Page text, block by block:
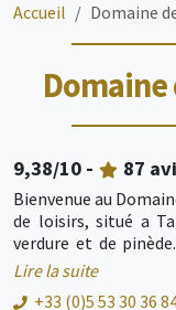
Accueil Domaine
Domaine
9,38/10 - 87
Bienvenue au
de loisirs, situé a
verdure et de
accompagnerons
des trésors du
Lire la suite
+33 (0)5 53 30 36